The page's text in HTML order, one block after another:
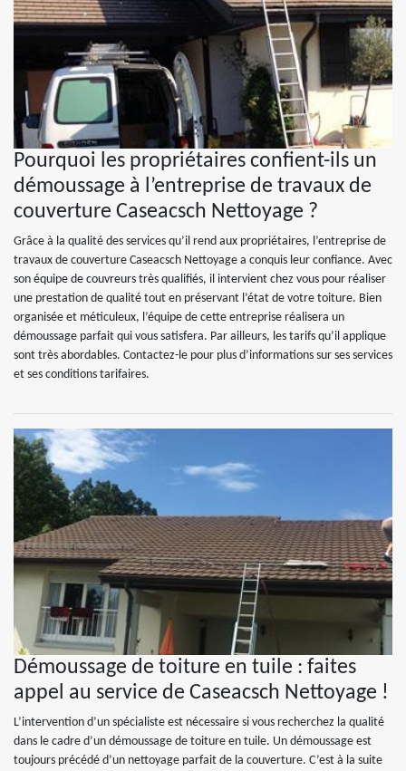
Pourquoi les propriétaires confient-ils un
démoussage à l’entreprise de travaux de
couverture Caseacsch Nettoyage ?
Grâce à la qualité des services qu’il rend aux propriétaires, l’entreprise de
travaux de couverture Caseacsch Nettoyage a conquis leur confiance. Avec
son équipe de couvreurs très qualifiés, il intervient chez vous pour réaliser
une prestation de qualité tout en préservant l’état de votre toiture. Bien
organisée et méticuleux, l’équipe de cette entreprise réalisera un
démoussage parfait qui vous satisfera. Par ailleurs, les tarifs qu’il applique
sont très abordables. Contactez-le pour plus d’informations sur ses services
et ses conditions tarifaires.
Démoussage de toiture en tuile : faites
appel au service de Caseacsch Nettoyage !
L’intervention d’un spécialiste est nécessaire si vous recherchez la qualité
dans le cadre d’un démoussage de toiture en tuile. Un démoussage est
toujours précédé d’un nettoyage parfait de la couverture. C’est à la suite